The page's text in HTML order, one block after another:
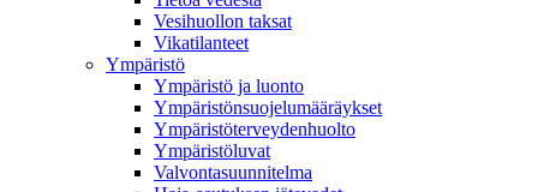
Vesihuollon taksat
Vikatilanteet
Ympäristö
Ympäristö ja luonto
Ympäristönsuojelumääräykset
Ympäristöterveydenhuolto
Ympäristöluvat
Valvontasuunnitelma